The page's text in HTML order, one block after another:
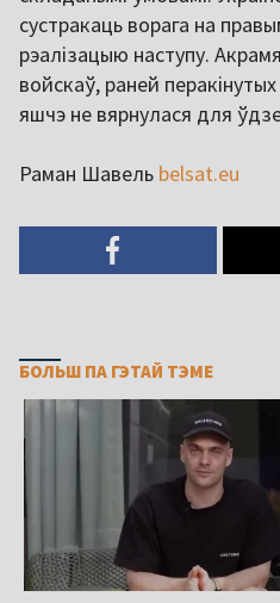
сустракаць ворага на
рэалізацыю наступу.
войскаў, раней
яшчэ не вярнулася для
Раман Шавель belsat.eu
БОЛЬШ ПА ГЭТАЙ ТЭМЕ